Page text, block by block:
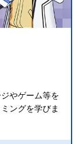
やゲーム等を
ングを学びま